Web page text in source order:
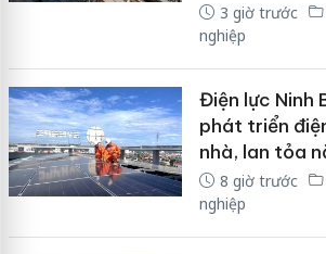
3 giờ trước
nghiệp
Điện lực Ninh
phát triển
nhà, lan tỏa
8 giờ trước
nghiệp